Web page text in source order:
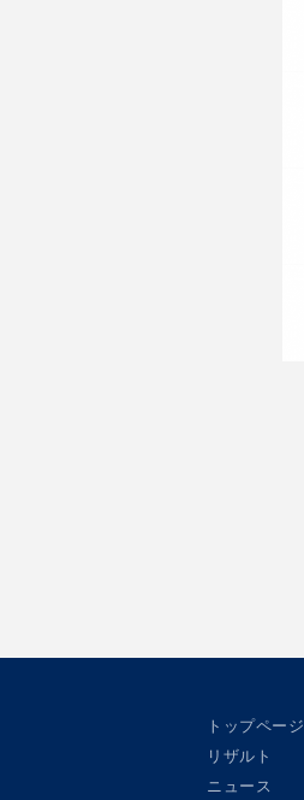
トップページ
リザルト
ニュース